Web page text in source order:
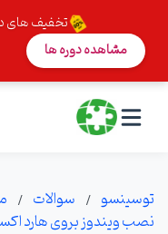
تخفیف های داغ
مشاهده دوره ها
سوالات
ویندوز بروی هارد